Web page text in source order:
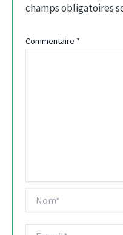
champs obligatoires
Commentaire *